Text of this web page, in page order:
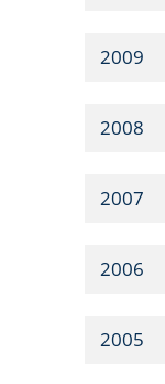
2009
2008
2007
2006
2005